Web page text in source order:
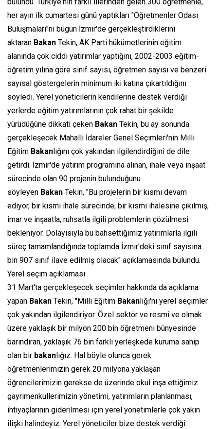
bulundu. Türkiye'nin farklı illerinden gelen 300 öğretmenle,
her ayın ilk cumartesi günü yaptıkları "Öğretmenler Odası
Buluşmaları"nı bugün İzmir'de gerçekleştirdiklerini
aktaran Bakan Tekin, AK Parti hükümetlerinin eğitim
alanında çok ciddi yatırımlar yaptığını, 2002-2003 eğitim-
öğretim yılına göre sınıf sayısı, öğretmen sayısı ve benzeri
sayısal göstergelerin minimum iki katına çıkartıldığını
söyledi. Yerel yöneticilerin kendilerine destek verdiği
yerlerde eğitim yatırımlarının çok rahat bir şekilde
yürüdüğüne dikkati çeken Bakan Tekin, bu ay sonunda
gerçekleşecek Mahalli İdareler Genel Seçimleri'nin Milli
Eğitim Bakan lığını çok yakından ilgilendirdiğini de dile
getirdi. İzmir'de yatırım programına alınan, ihale veya inşaat
sürecinde olan 90 projenin bulunduğunu
söyleyen Bakan Tekin, "Bu projelerin bir kısmı devam
ediyor, bir kısmı ihale sürecinde, bir kısmı ihalesine çıkılmış,
imar ve inşaatla, ruhsatla ilgili problemlerin çözülmesi
bekleniyor. Dolayısıyla bu bahsettiğimiz yatırımlarla ilgili
süreç tamamlandığında toplamda İzmir'deki sınıf sayısına
bin 907 sınıf ilave edilmiş olacak" açıklamasında bulundu.
Yerel seçim açıklaması
31 Mart'ta gerçekleşecek seçimler hakkında da açıklama
yapan Bakan Tekin, "Milli Eğitim Bakan lığı'nı yerel seçimler
çok yakından ilgilendiriyor. Özel sektör ve resmi ve olmak
üzere yaklaşık bir milyon 200 bin öğretmeni bünyesinde
barındıran, yaklaşık 76 bin farklı yerleşkede kuruma sahip
olan bir bakan lığız. Hal böyle olunca gerek
öğretmenlerimizin gerek 20 milyona yaklaşan
öğrencilerimizin gerekse de üzerinde okul inşa ettiğimiz
gayrimenkullerimizin yönetimi, yatırımların planlanması,
ihtiyaçlarının giderilmesi için yerel yönetimlerle çok yakın
ilişki halindeyiz. Yerel yöneticiler bize destek verdiği